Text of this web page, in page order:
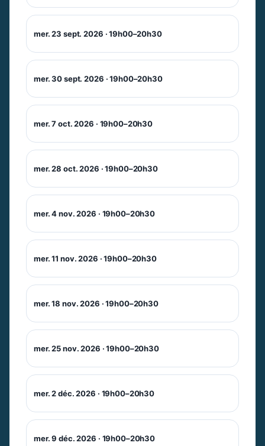
mer. 23 sept. 2026 · 19h00–20h30
mer. 30 sept. 2026 · 19h00–20h30
mer. 7 oct. 2026 · 19h00–20h30
mer. 28 oct. 2026 · 19h00–20h30
mer. 4 nov. 2026 · 19h00–20h30
mer. 11 nov. 2026 · 19h00–20h30
mer. 18 nov. 2026 · 19h00–20h30
mer. 25 nov. 2026 · 19h00–20h30
mer. 2 déc. 2026 · 19h00–20h30
mer. 9 déc. 2026 · 19h00–20h30
Newsletter
nouveautés que nous réservons à nos